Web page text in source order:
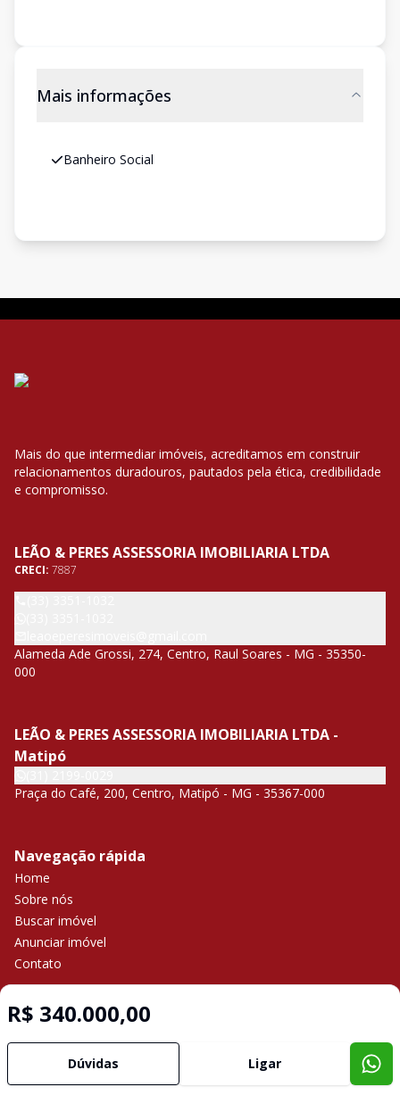
Mais informações
Banheiro Social
R$ 340.000,00
Dúvidas Ligar
Mais do que intermediar imóveis, acreditamos em construir
relacionamentos duradouros, pautados pela ética, credibilidade
e compromisso.
LEÃO & PERES ASSESSORIA IMOBILIARIA LTDA
CRECI: 7887
Alameda Ade Grossi, 274, Centro, Raul Soares - MG - 35350-
000
LEÃO & PERES ASSESSORIA IMOBILIARIA LTDA -
Matipó
Praça do Café, 200, Centro, Matipó - MG - 35367-000
Navegação rápida
Home
Sobre nós
Buscar imóvel
Anunciar imóvel
Contato
Selo de Tecnologia Loft